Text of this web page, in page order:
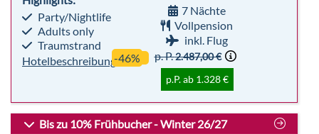
Bis zu 10% Frühbucher - Winter 26/27
Robinson Club Maldives
Malediven All Inclusive